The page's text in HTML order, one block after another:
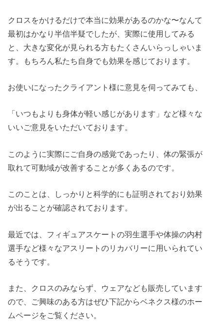
クロスをかけるだけで本当に効果があるのかな〜なんて
最初はかなり半信半疑でしたが、実際に使用してみる
と、大きな変化が見られる方もたくさんいらっしゃいま
す。もちろん私たち自身でも効果を感じております。
お使いになったクライアント様に意見を伺ってみても、
「いつもよりも身体が軽い感じがあります」など様々な
いいご意見をいただいております。
このように実際にご自身の感覚であったり、体の緊張が
取れて可動域が改善することが多くあるのです。
このことは、しっかりと科学的にも証明されており効果
が出ることが確認されております。
最近では、フィギュアスケートの羽生選手や体操の内村
選手など様々なアスリートのリカバリーに用いられてい
るそうです。
また、クロスのみならず、ウェアなども販売しています
ので、ご興味のある方はぜひ下記からベネクス様のホー
ムページをご覧ください。